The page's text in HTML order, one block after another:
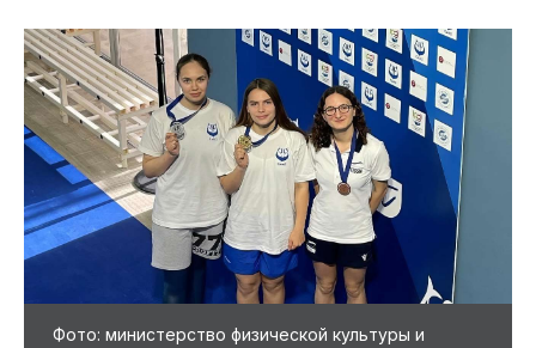
Фото: министерство физической культуры и